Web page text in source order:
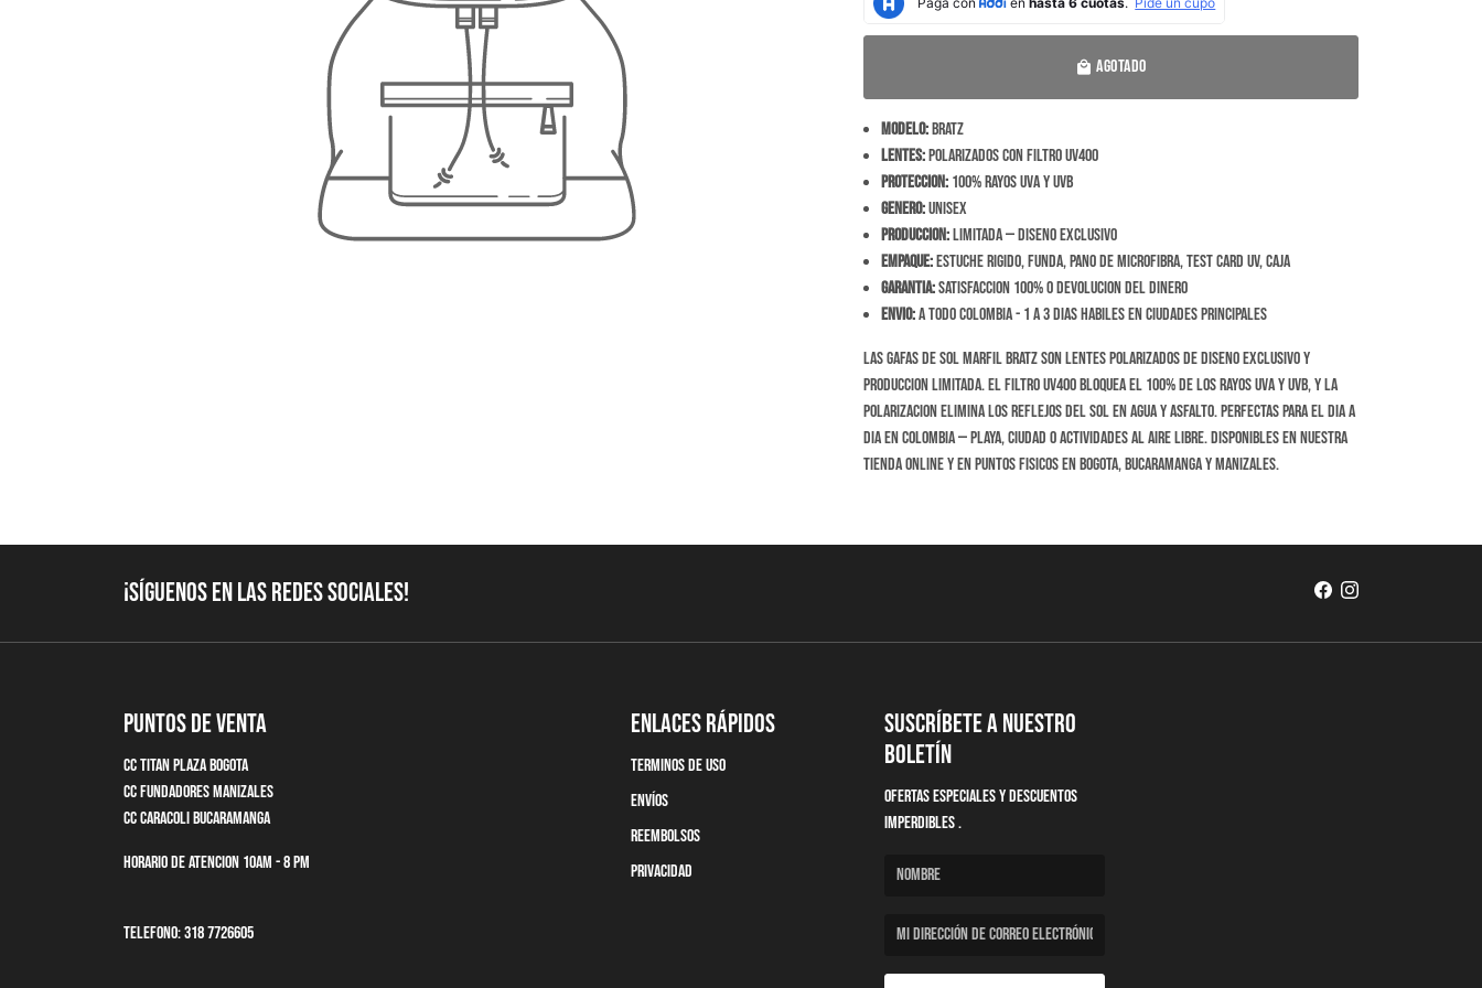
local_mall AGOTADO
Modelo:Bratz
Lentes:Polarizados con filtro UV400
Proteccion:100% rayos UVA y UVB
Genero:Unisex
Produccion:Limitada — diseno exclusivo
Empaque:Estuche rigido, funda, pano de microfibra, test card UV, caja
Garantia:Satisfaccion 100% o devolucion del dinero
Envio:A todo Colombia - 1 a 3 dias habiles en ciudades principales
Las Gafas de Sol Marfil Bratz son lentes polarizados de diseno exclusivo y
produccion limitada. El filtro UV400 bloquea el 100% de los rayos UVA y UVB, y la
polarizacion elimina los reflejos del sol en agua y asfalto. Perfectas para el dia a
dia en Colombia — playa, ciudad o actividades al aire libre. Disponibles en nuestra
tienda online y en puntos fisicos en Bogota, Bucaramanga y Manizales.
¡Síguenos en las redes sociales!
Puntos de Venta
CC Titan Plaza Bogota
CC Fundadores Manizales
CC Caracoli Bucaramanga
Horario de Atencion 10am - 8 pm
Telefono: 318 7726605
Enlaces Rápidos
terminos de uso
Envíos
Reembolsos
Privacidad
Suscríbete a nuestro
boletín
Ofertas Especiales y descuentos
imperdibles .